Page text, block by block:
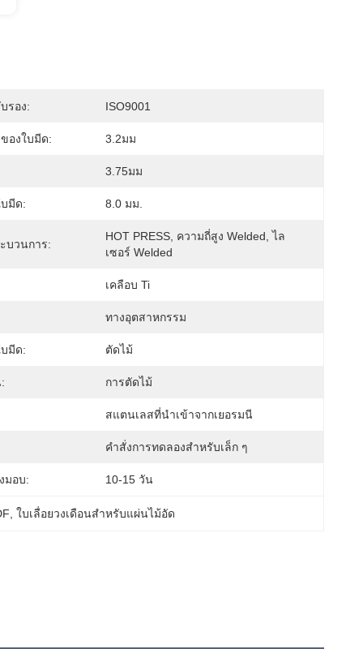
รอง: ISO9001
องใบมีด: 3.2มม
3.75มม
มีด: 8.0 มม.
บวนการ:
HOT PRESS, ความถี่สูง Welded, ไล
เซอร์ Welded
เคลือบ Ti
ทางอุตสาหกรรม
มีด: ตัดไม้
การตัดไม้
สแตนเลสที่นําเข้าจากเยอรมนี
คําสั่งการทดลองสําหรับเล็ก ๆ
มอบ: 10-15 วัน
, ใบเลื่อยวงเดือนสำหรับแผ่นไม้อัด